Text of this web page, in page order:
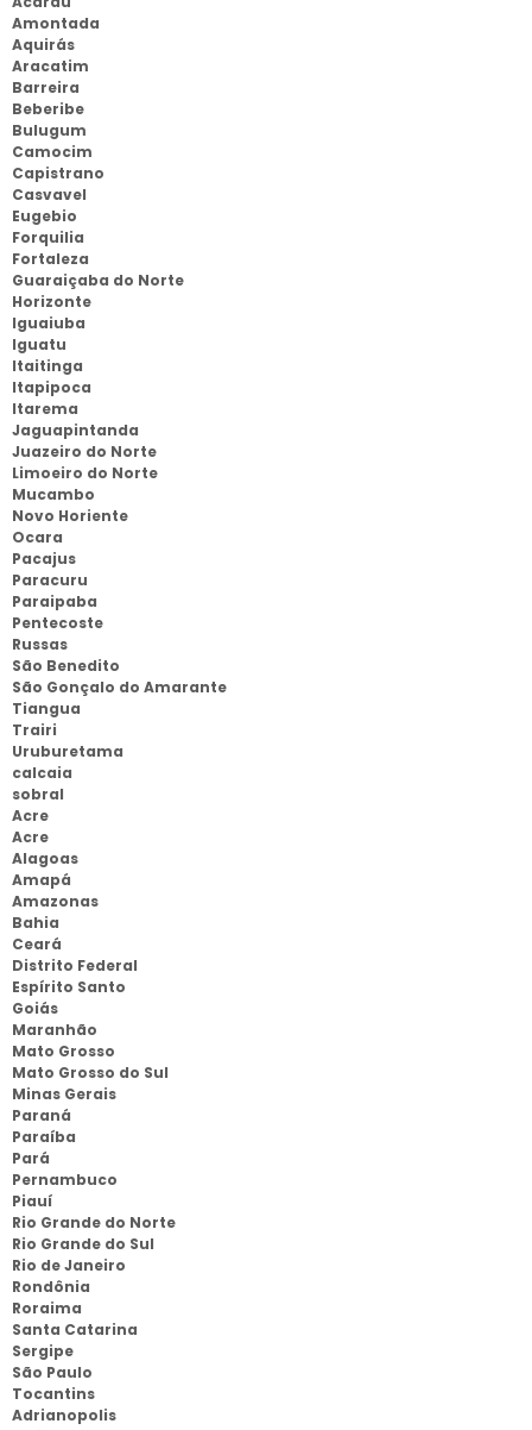
Amontada
Aquirás
Aracatim
Barreira
Beberibe
Bulugum
Camocim
Capistrano
Casvavel
Eugebio
Forquilia
Fortaleza
Guaraiçaba do Norte
Horizonte
Iguaiuba
Iguatu
Itaitinga
Itapipoca
Itarema
Jaguapintanda
Juazeiro do Norte
Limoeiro do Norte
Mucambo
Novo Horiente
Ocara
Pacajus
Paracuru
Paraipaba
Pentecoste
Russas
São Benedito
São Gonçalo do Amarante
Tiangua
Trairi
Uruburetama
calcaia
sobral
Acre
Acre
Alagoas
Amapá
Amazonas
Bahia
Ceará
Distrito Federal
Espírito Santo
Goiás
Maranhão
Mato Grosso
Mato Grosso do Sul
Minas Gerais
Paraná
Paraíba
Pará
Pernambuco
Piauí
Rio Grande do Norte
Rio Grande do Sul
Rio de Janeiro
Rondônia
Roraima
Santa Catarina
Sergipe
São Paulo
Tocantins
Adrianopolis